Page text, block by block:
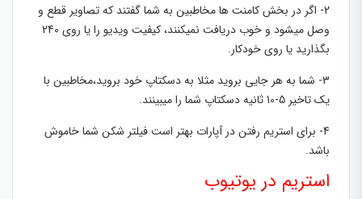
2- اگر در بخش کامنت ها مخاطبین به شما گفتند که تصاویر قطع و
وصل میشود و خوب دریافت نمیکنند، کیفیت ویدیو را یا روی 240
بگذارید یا روی خودکار.
3- شما به هر جایی بروید مثلا به دسکتاپ خود بروید،مخاطبین با
یک تاخیر 5-10 ثانیه دسکتاپ شما را میبینند.
4- برای استریم رفتن در آپارات بهتر است فیلتر شکن شما خاموش
باشد.
استریم در یوتیوب